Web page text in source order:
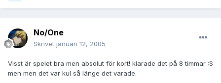
No/One
Skrivet januari 12, 2005
Visst är spelet bra men absolut för kort! klarade det på 8 timmar :S
men men det var kul så länge det varade.